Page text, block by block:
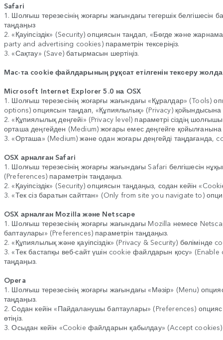
Safari
1. Шолғыш терезесінің жоғарғы жағындағы тегершік белгішесін
таңдаңыз
2. «Қауіпсіздік» (Security) опциясын таңдап, «Бөгде және
party and advertising cookies) параметрін тексеріңіз.
3. «Сақтау» (Save) батырмасын шертіңіз.
Mac-та cookie файлдарының рұқсат етілгенін тексеру
Microsoft Internet Explorer 5.0 на OSX
1. Шолғыш терезесінің жоғарғы жағындағы «Құралдар» (Tools)
options) опциясын таңдап, «Құпиялылық» (Privacy) қойындысына
2. «Құпиялылық деңгейі» (Privacy level) параметрі сіздің
орташа деңгейден (Medium) жоғары емес деңгейге қойылғанына
3. «Орташа» (Medium) және одан жоғары деңгейді таңдағанда,
OSX арналған Safari
1. Шолғыш терезесінің жоғарғы жағындағы Safari белгішесін
(Preferences) параметрін таңдаңыз.
2. «Қауіпсіздік» (Security) опциясын таңдаңыз, содан кейін
3. «Тек сіз баратын сайттан» (Only from site you navigate to)
OSX арналған Mozilla және Netscape
1. Шолғыш терезесінің жоғарғы жағындағы Mozilla немесе
баптаулары» (Preferences) параметрін таңдаңыз.
2. «Құпиялылық және қауіпсіздік» (Privacy & Security)
3. «Тек бастапқы веб-сайт үшін cookie файлдарын қосу»
таңдаңыз.
Opera
1. Шолғыш терезесінің жоғарғы жағындағы «Мәзір» (Menu)
таңдаңыз.
2. Содан кейін «Пайдаланушы баптаулары» (Preferences)
өтіңіз.
3. Осыдан кейін «Cookie файлдарын қабылдау» (Accept